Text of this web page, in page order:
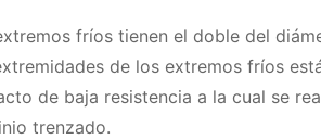
fríos tienen el doble del
de los extremos fríos
de baja resistencia a la cual se
trenzado.